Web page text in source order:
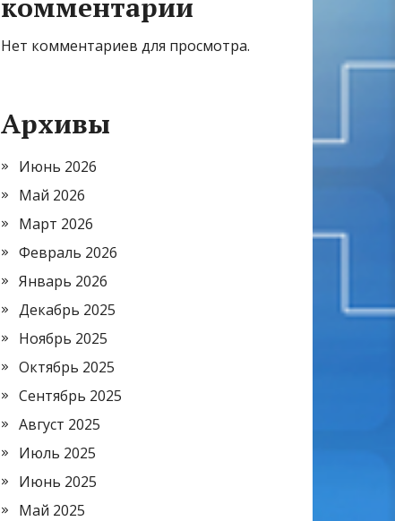
комментарии
Нет комментариев для просмотра.
Архивы
Июнь 2026
Май 2026
Март 2026
Февраль 2026
Январь 2026
Декабрь 2025
Ноябрь 2025
Октябрь 2025
Сентябрь 2025
Август 2025
Июль 2025
Июнь 2025
Май 2025